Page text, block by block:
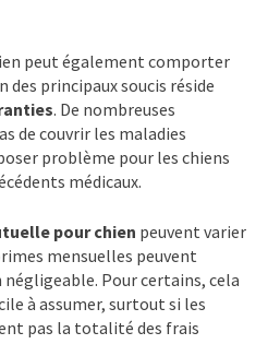
peut également comporter
des principaux soucis réside
. De nombreuses
de couvrir les maladies
problème pour les chiens
médicaux.
pour chien peuvent varier
mensuelles peuvent
Pour certains, cela
à assumer, surtout si les
pas la totalité des frais